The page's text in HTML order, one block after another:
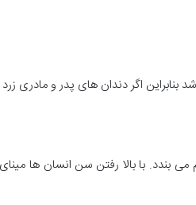
اگر دندان های پدر و مادری
بندد. با بالا رفتن سن انسان ها